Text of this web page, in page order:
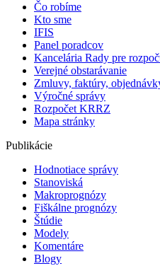
Čo robíme
Kto sme
IFIS
Panel poradcov
Kancelária Rady pre
Verejné obstarávanie
Zmluvy, faktúry,
Výročné správy
Rozpočet KRRZ
Mapa stránky
Publikácie
Hodnotiace správy
Stanoviská
Makroprognózy
Fiškálne prognózy
Štúdie
Modely
Komentáre
Blogy